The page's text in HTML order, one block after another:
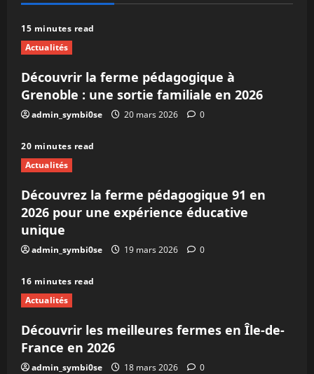
15 minutes read
Actualités
Découvrir la ferme pédagogique à
Grenoble : une sortie familiale en 2026
admin_symbi0se 20 mars 2026 0
20 minutes read
Actualités
Découvrez la ferme pédagogique 91 en
2026 pour une expérience éducative
unique
admin_symbi0se 19 mars 2026 0
16 minutes read
Actualités
Découvrir les meilleures fermes en Île-de-
France en 2026
admin_symbi0se 18 mars 2026 0